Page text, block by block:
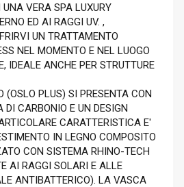
VERA SPA LUXURY
ED AI RAGGI UV. ,
UN TRATTAMENTO
NEL MOMENTO E NEL LUOGO
IDEALE ANCHE PER STRUTTURE
(OSLO PLUS) SI PRESENTA CON
DI CARBONIO E UN DESIGN
CARATTERISTICA E'
IN LEGNO COMPOSITO
CON SISTEMA RHINO-TECH
AI RAGGI SOLARI E ALLE
ANTIBATTERICO). LA VASCA